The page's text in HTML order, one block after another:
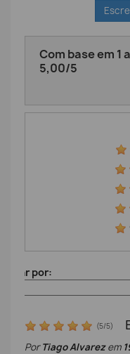
Com base em 1
5,00/5
por:
(5/5)
PorTiago Alvarezem